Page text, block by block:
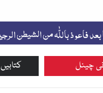
کتابیں چینل